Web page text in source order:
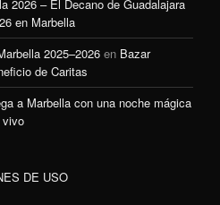
2026 – El Decano de Guadalajara
en Marbella
2025–2026 en Bazar
de Caritas
a Marbella con una noche mágica
vivo
DE USO